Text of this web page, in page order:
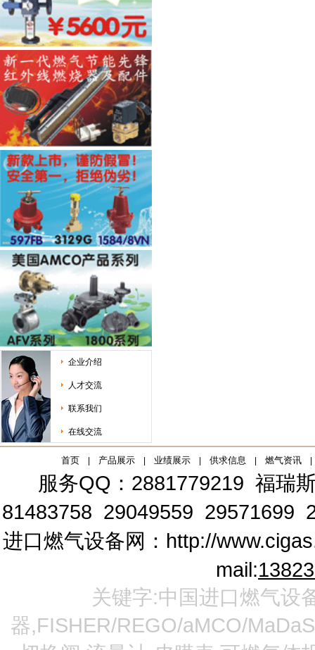
企业介绍
人才交流
联系我们
在线交流
首页 产品展示 业绩展示 供求信息 燃气资讯
服务QQ：2881779219 福瑞
81483758 29049559 29571699
进口燃气设备网： http://
mail:
关键字:中国进口燃气设
器,FISHER/REGO/aMCO/